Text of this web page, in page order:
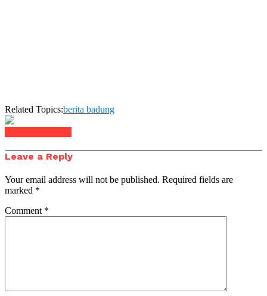
Related Topics:berita badung
Leave a Reply
Your email address will not be published. Required fields are
marked *
Comment *